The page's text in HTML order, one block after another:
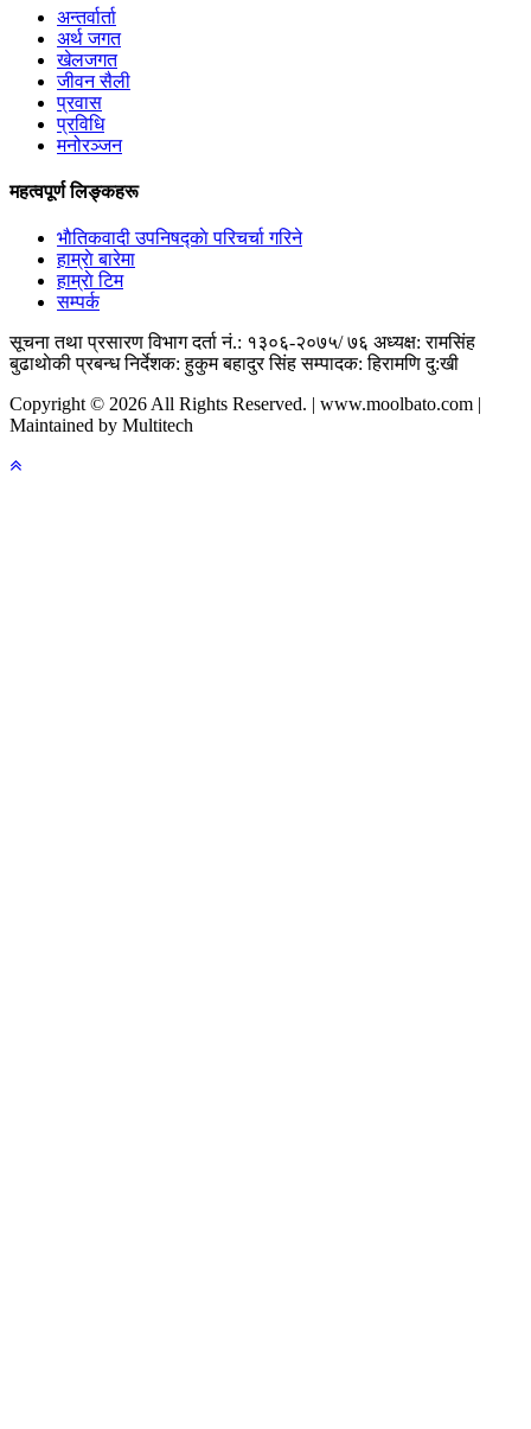
अन्तर्वार्ता
अर्थ जगत
खेलजगत
जीवन सैली
प्रवास
प्रविधि
मनोरञ्जन
महत्वपूर्ण लिङ्कहरू
भाैतिकवादी उपनिषद्काे परिचर्चा गरिने
हाम्राे बारेमा
हाम्राे टिम
सम्पर्क
सूचना तथा प्रसारण विभाग दर्ता नं.: १३०६-२०७५/ ७६ अध्यक्ष: रामसिंह
बुढाथाेकी प्रबन्ध निर्देशक: हुकुम बहादुर सिंह सम्पादक: हिरामणि दु:खी
Copyright © 2026 All Rights Reserved. | www.moolbato.com |
Maintained by Multitech